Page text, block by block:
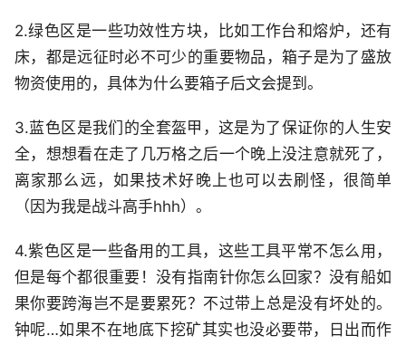
2.绿色区是一些功效性方块，比如工作台和熔炉，还有
床，都是远征时必不可少的重要物品，箱子是为了盛放
物资使用的，具体为什么要箱子后文会提到。
3.蓝色区是我们的全套盔甲，这是为了保证你的人生安
全，想想看在走了几万格之后一个晚上没注意就死了，
离家那么远，如果技术好晚上也可以去刷怪，很简单
（因为我是战斗高手hhh）。
4.紫色区是一些备用的工具，这些工具平常不怎么用，
但是每个都很重要！没有指南针你怎么回家？没有船如
果你要跨海岂不是要累死？不过带上总是没有坏处的。
钟呢…如果不在地底下挖矿其实也没必要带，日出而作